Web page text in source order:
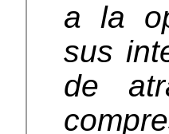
a la
sus
de